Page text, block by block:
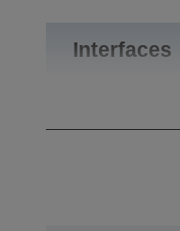
Interfaces